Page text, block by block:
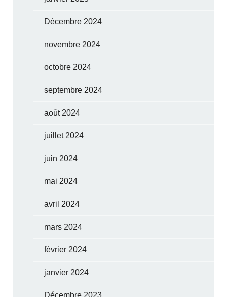
Décembre 2024
novembre 2024
octobre 2024
septembre 2024
août 2024
juillet 2024
juin 2024
mai 2024
avril 2024
mars 2024
février 2024
janvier 2024
Décembre 2023